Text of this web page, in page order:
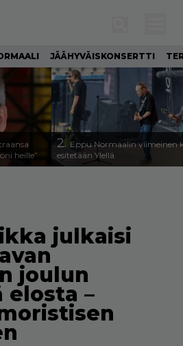
JÄÄHYVÄISKONSERTTI
heille”
2. Eppu Normaalin viimeinen
esitetään Ylellä
julkaisi
joulun
elosta –